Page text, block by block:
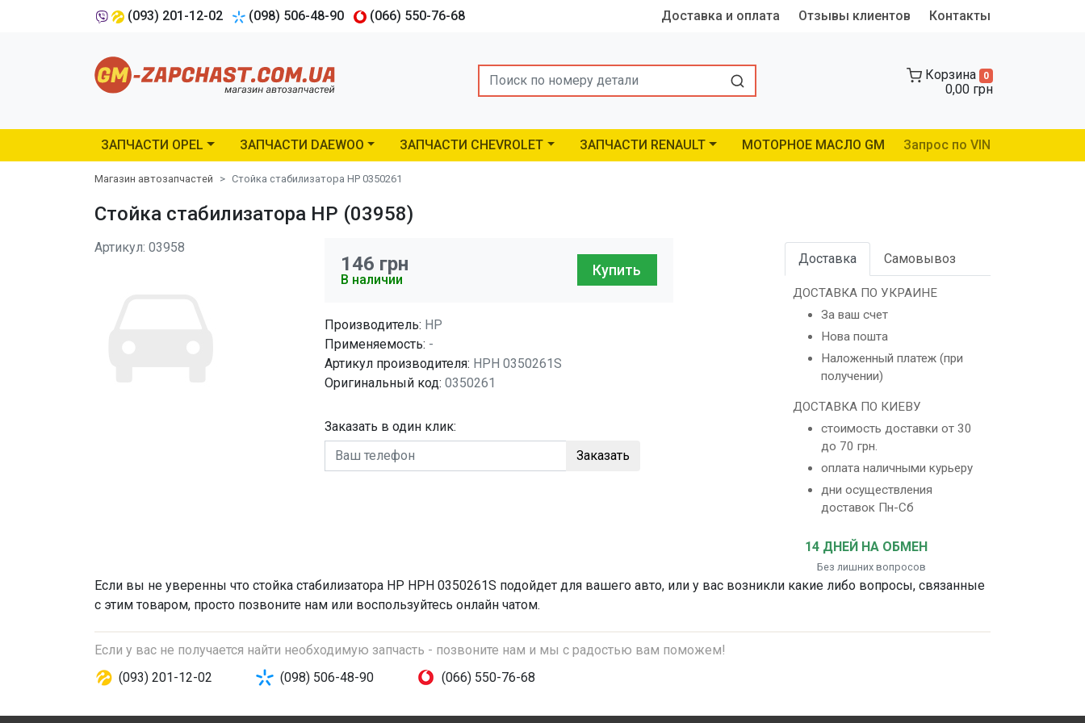
(093) 201-12-02 (098) 506-48-90 (066) 550-76-68 Доставка и оплата Отзывы клиентов Контакты
Search Корзина 0
0,00 грн
ЗАПЧАСТИ OPEL ЗАПЧАСТИ DAEWOO ЗАПЧАСТИ CHEVROLET ЗАПЧАСТИ RENAULT МОТОРНОЕ МАСЛО GM Запрос по VIN
Магазин автозапчастей Стойка стабилизатора HP 0350261
Стойка стабилизатора HP (03958)
Артикул: 03958
146 грн
В наличии
Купить
Производитель: HP
Применяемость: -
Артикул производителя: HPH 0350261S
Оригинальный код: 0350261
Заказать в один клик:
Заказать
Доставка Самовывоз
ДОСТАВКА ПО УКРАИНЕ
За ваш счет
Нова пошта
Наложенный платеж (при
получении)
ДОСТАВКА ПО КИЕВУ
стоимость доставки от 30
до 70 грн.
оплата наличными курьеру
дни осуществления
доставок Пн-Сб
14 ДНЕЙ НА ОБМЕН
Без лишних вопросов
Если вы не уверенны что стойка стабилизатора HP HPH 0350261S подойдет для вашего авто, или у вас возникли какие либо вопросы, связанные
с этим товаром, просто позвоните нам или воспользуйтесь онлайн чатом.
Если у вас не получается найти необходимую запчасть - позвоните нам и мы с радостью вам поможем!
(093) 201-12-02
(098) 506-48-90 (066) 550-76-68